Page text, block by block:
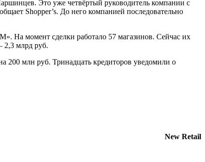
Это уже четвёртый руководитель компании с
Shopper’s. До него компанией последовательно
На момент сделки работало 57 магазинов. Сейчас их
2,3 млрд руб.
200 млн руб. Тринадцать кредиторов уведомили о
New Retail